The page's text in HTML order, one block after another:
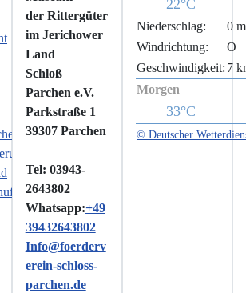
der Rittergüter
im Jerichower
Land
Schloß
Parchen e.V.
Parkstraße 1
39307 Parchen
Tel: 03943-
2643802
Whatsapp:+49
39432643802
Info@foerderv
erein-schloss-
parchen.de
22°C
Niederschlag:
0
Windrichtung:
O
Geschwindigkeit: 7
Morgen
33°C
© Deutscher